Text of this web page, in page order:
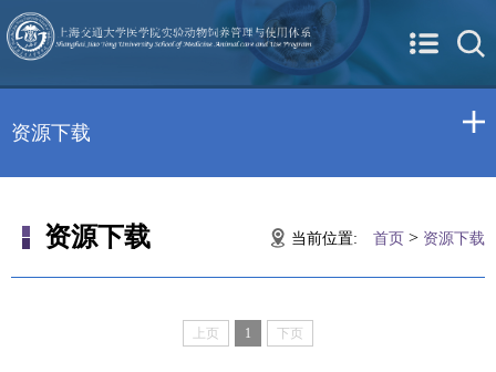
资源下载
资源下载 当前位置: 首页 > 资源下载
上页 1 下页